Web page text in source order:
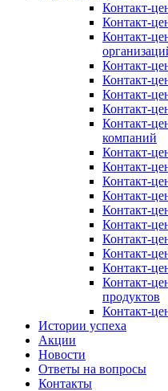
Контакт-
Контакт-
Контакт-
Контакт-
Контакт-
Контакт-
Контакт-
Контакт-
компаний
Контакт-
Контакт-
Контакт-
Контакт-
Контакт-
Контакт-
Контакт-
Контакт-
Контакт-
Контакт-
продуктов
Контакт-
Истории успеха
Акции
Новости
Ответы на вопросы
Контакты